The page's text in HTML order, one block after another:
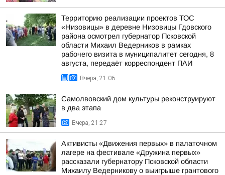
Территорию реализации проектов ТОС
«Низовицы» в деревне Низовицы Гдовского
района осмотрел губернатор Псковской
области Михаил Ведерников в рамках
рабочего визита в муниципалитет сегодня, 8
августа, передаёт корреспондент ПАИ
Вчера, 21:06
Самолвовский дом культуры реконструируют
в два этапа
Вчера, 21:27
Активисты «Движения первых» в палаточном
лагере на фестивале «Дружина первых»
рассказали губернатору Псковской области
Михаилу Ведерникову о выигрыше грантового